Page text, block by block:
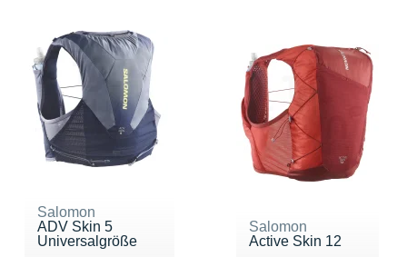
Salomon
ADV Skin 5
Universalgröße
Salomon
Active Skin 12